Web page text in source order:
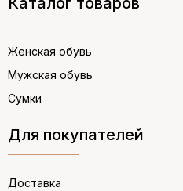
Женская обувь
Мужская обувь
Сумки
Для покупателей
Доставка